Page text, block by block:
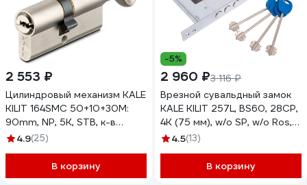
2 553 ₽
Цилиндровый механизм KALE
KILIT 164SMC 50+10+30M:
90mm, NP, 5K, STB, к-в
164SMC00149
4.9(25)
В корзину
-5%
2 960 ₽3 116 ₽
Врезной сувальдный замок
KALE KILIT 257L, BS60, 28CP,
4K (75 мм), w/o SP, w/o Ros,
PB 257L0000040
4.5(13)
В корзину